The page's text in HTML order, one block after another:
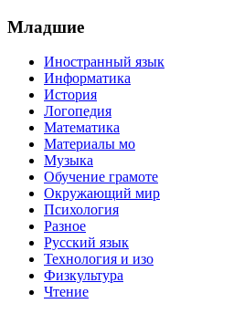
Младшие
Иностранный язык
Информатика
История
Логопедия
Математика
Материалы мо
Музыка
Обучение грамоте
Окружающий мир
Психология
Разное
Русский язык
Технология и изо
Физкультура
Чтение